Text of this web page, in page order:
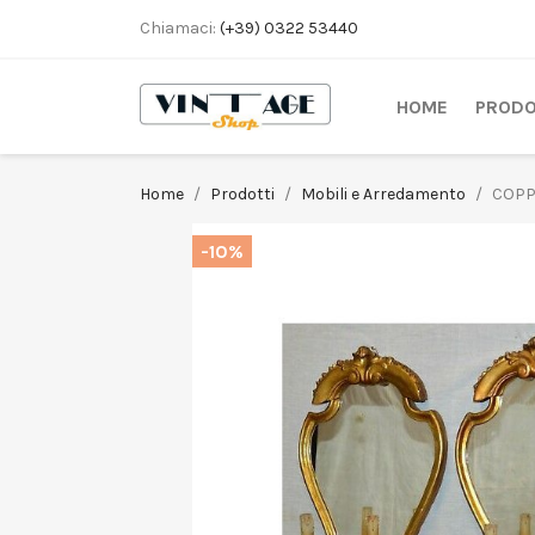
Chiamaci: (+39) 0322 53440
HOME
Home Prodotti Mobili e Arredamento
-10%